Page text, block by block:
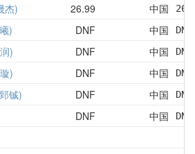
杰) 26.99 中国
) DNF 中国
) DNF 中国
) DNF 中国
铖) DNF 中国
DNF 中国